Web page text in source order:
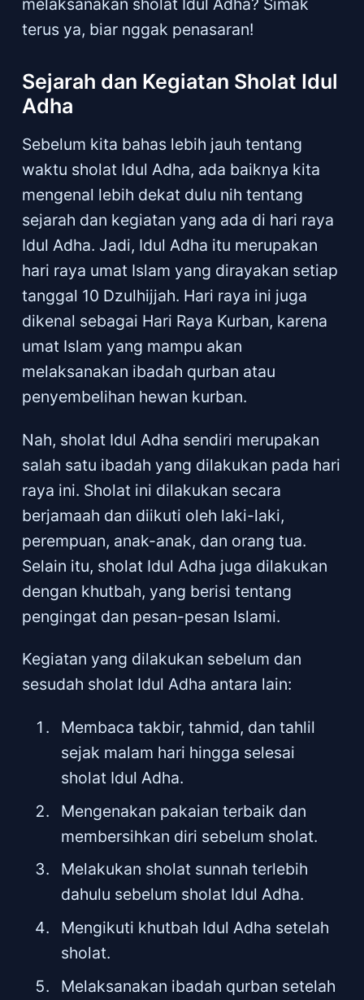
terus ya, biar nggak penasaran!
Sejarah dan Kegiatan Sholat Idul
Adha
Sebelum kita bahas lebih jauh tentang
waktu sholat Idul Adha, ada baiknya kita
mengenal lebih dekat dulu nih tentang
sejarah dan kegiatan yang ada di hari raya
Idul Adha. Jadi, Idul Adha itu merupakan
hari raya umat Islam yang dirayakan setiap
tanggal 10 Dzulhijjah. Hari raya ini juga
dikenal sebagai Hari Raya Kurban, karena
umat Islam yang mampu akan
melaksanakan ibadah qurban atau
penyembelihan hewan kurban.
Nah, sholat Idul Adha sendiri merupakan
salah satu ibadah yang dilakukan pada hari
raya ini. Sholat ini dilakukan secara
berjamaah dan diikuti oleh laki-laki,
perempuan, anak-anak, dan orang tua.
Selain itu, sholat Idul Adha juga dilakukan
dengan khutbah, yang berisi tentang
pengingat dan pesan-pesan Islami.
Kegiatan yang dilakukan sebelum dan
sesudah sholat Idul Adha antara lain:
Membaca takbir, tahmid, dan tahlil
sejak malam hari hingga selesai
sholat Idul Adha.
Mengenakan pakaian terbaik dan
membersihkan diri sebelum sholat.
Melakukan sholat sunnah terlebih
dahulu sebelum sholat Idul Adha.
Mengikuti khutbah Idul Adha setelah
sholat.
Melaksanakan ibadah qurban setelah